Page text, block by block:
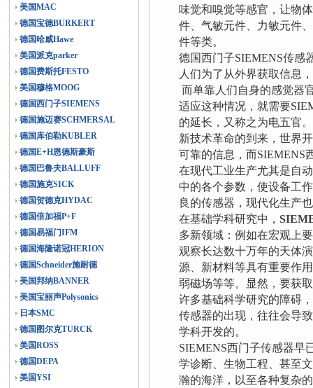
美国MAC
德国宝德BURKERT
德国哈威Hawe
美国派克parker
德国费斯托FESTO
美国穆格MOOG
德国西门子SIEMENS
德国施迈赛SCHMERSAL
德国库伯勒KUBLER
德国E+H恩德斯豪斯
德国巴鲁夫BALLUFF
德国施克SICK
德国贺德克HYDAC
德国倍加福P+F
德国易福门IFM
德国海隆诺冠HERION
德国Schneider施耐德
美国邦纳BANNER
美国宝丽声Polysonics
日本SMC
德国图尔克TURCK
美国ROSS
德国DEPA
美国YSI
味觉和嗅觉等感官，让物
件、气敏元件、力敏元件
件等类。
德国西门子SIEMENS传感
人们为了从外界获取信息
而单靠人们自身的感觉器
适应这种情况，就需要
的延长，又称之为电五官。
新技术革命的到来，世界
可靠的信息，而SIEMENS
在现代工业生产尤其是自
中的各个参数，使设备工
良的传感器，现代化生产
在基础学科研究中，
多新领域：例如在宏观上
观察长达数十万年的天体
源、新材料等具有重要作
弱磁场等等。显然，要获
许多基础科学研究的障碍
传感器的出现，往往会导
学科开发的。
SIEMENS西门子传感器早
学诊断、生物工程、甚至
瀚的海洋，以至各种复杂